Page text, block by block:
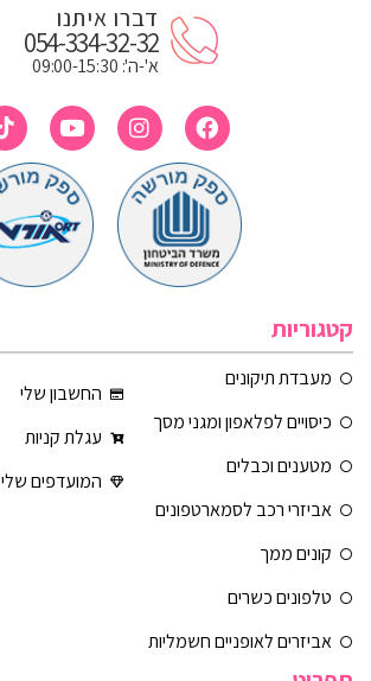
דברו איתנו
054-334-32-32
א'-ה': 09:00-15:30
קטגוריות
מעבדת תיקונים
כיסויים לפלאפון ומגני מסך
מטענים וכבלים
אביזרי רכב לסמארטפונים
קונים ממך
טלפונים כשרים
אביזרים לאופניים חשמליות
החשבון שלי
עגלת קניות
המועדפים שלי